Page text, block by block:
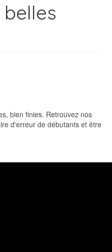
bien finies. Retrouvez nos
d'erreur de débutants et être